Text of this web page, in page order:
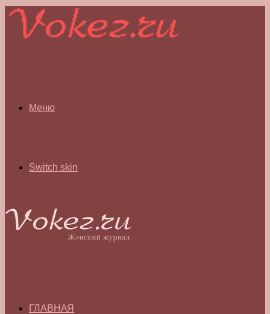
Меню
Switch skin
ГЛАВНАЯ